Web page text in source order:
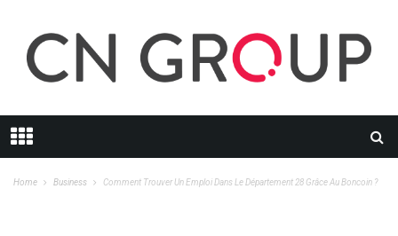
Home Business Comment Trouver Un Emploi Dans Le Département 28 Grâce Au Boncoin ?